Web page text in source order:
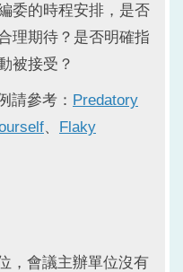
委的時程安排，是否
理期待？是否明確指
被接受？
請參考： Predatory
、 Flaky
，會議主辦單位沒有